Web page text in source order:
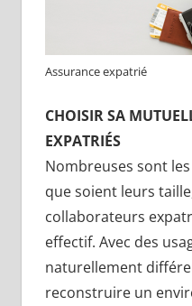
Assurance expatrié
CHOISIR SA
EXPATRIÉS
Nombreuses sont
que soient leurs
collaborateurs
effectif. Avec des
naturellement
reconstruire un